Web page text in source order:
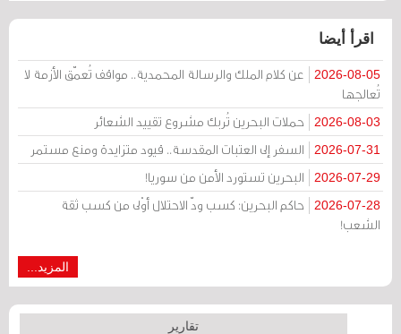
اقرأ أيضا
2026-08-05
عن كلام الملك والرسالة المحمدية.. مواقف تُعمّق الأزمة لا
تُعالجها
2026-08-03 حملات البحرين تُربك مشروع تقييد الشعائر
2026-07-31 السفر إلى العتبات المقدسة.. قيود متزايدة ومنع مستمر
2026-07-29 البحرين تستورد الأمن من سوريا!
2026-07-28
حاكم البحرين: كسب ودّ الاحتلال أوْلى من كسب ثقة
الشعب!
المزيد...
تقارير